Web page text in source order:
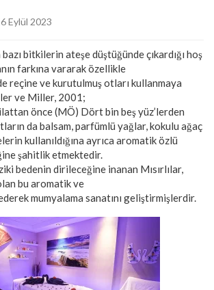
Eylül 2023
bitkilerin ateşe düştüğünde çıkardığı hoş
farkına vararak özellikle
reçine ve kurutulmuş otları kullanmaya
ve Miller, 2001;
önce (MÖ) Dört bin beş yüz’lerden
da balsam, parfümlü yağlar, kokulu ağaç
kullanıldığına ayrıca aromatik özlü
şahitlik etmektedir.
bedenin dirileceğine inanan Mısırlılar,
bu aromatik ve
mumyalama sanatını geliştirmişlerdir.